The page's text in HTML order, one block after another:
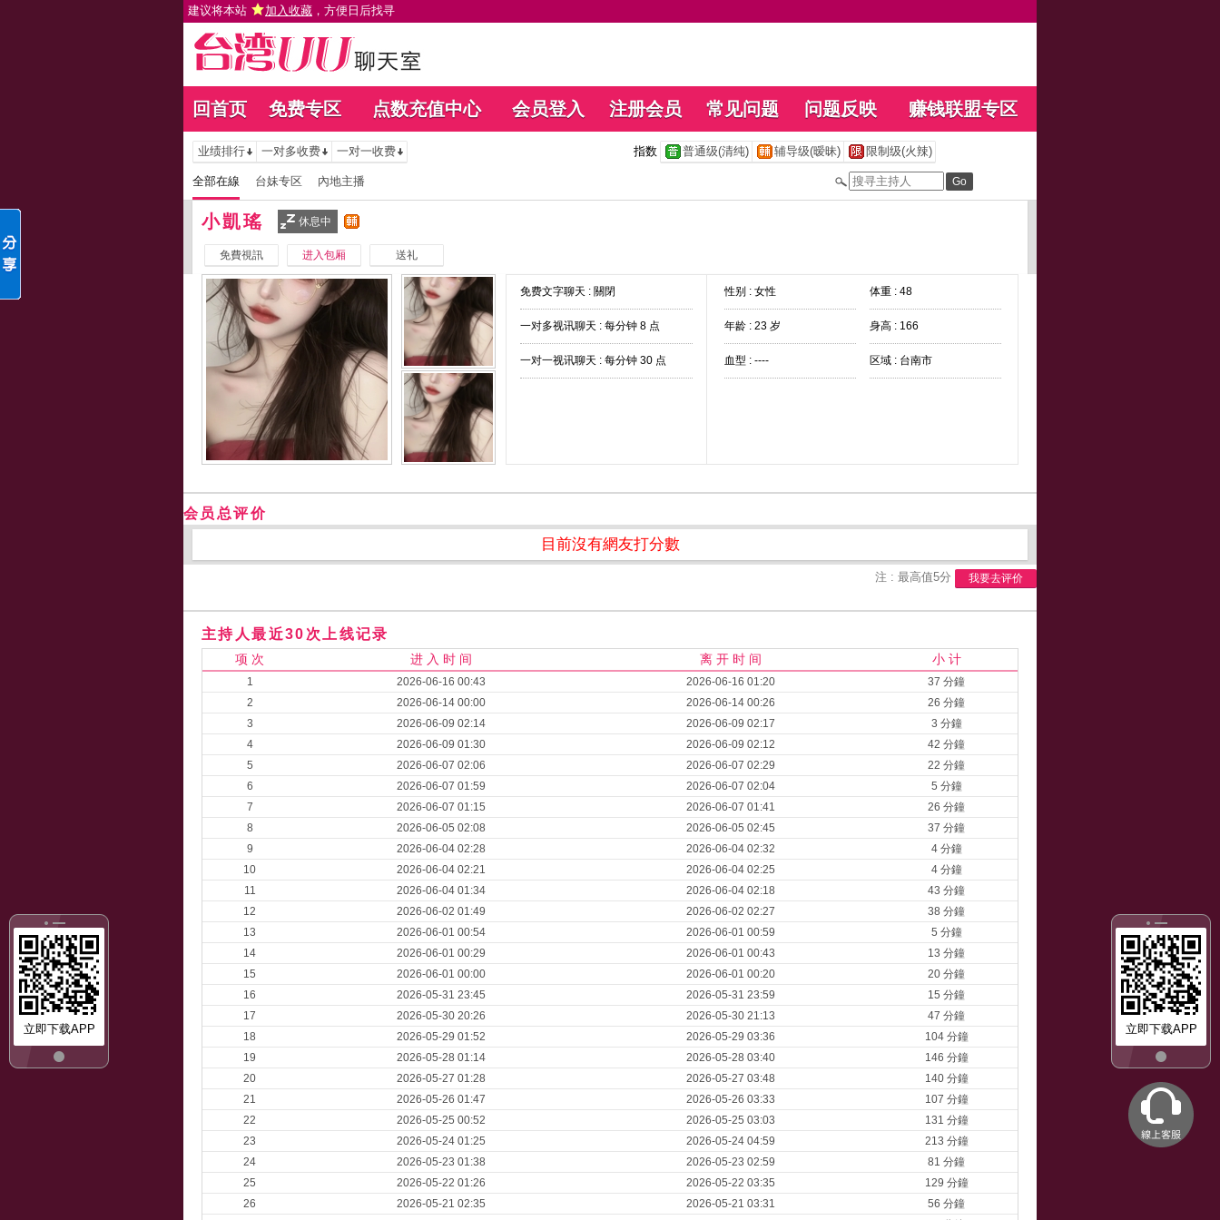
建议将本站 加入收藏 ，方便日后找寻
回首页 免费专区 点数充值中心 会员登入 注册会员 常见问题 问题反映 赚钱联盟专区
立即下载APP
立即下载APP
业绩排行 一对多收费 一对一收费 指数 普通级(清纯) 辅导级(暧昧) 限制级(火辣)
全部在線 台妹专区 內地主播
小凱瑤 休息中
免費視訊 进入包厢 送礼
免费文字聊天 : 關閉
一对多视讯聊天 : 每分钟 8 点
一对一视讯聊天 : 每分钟 30 点
性别 : 女性 体重 : 48
年龄 : 23 岁 身高 : 166
血型 : ---- 区域 : 台南市
会员总评价
目前沒有網友打分數
注 : 最高值5分 我要去评价
主持人最近30次上线记录
项 次 进 入 时 间 离 开 时 间 小 计
1 2026-06-16 00:43 2026-06-16 01:20
37 分鐘
2
2026-06-14 00:00 2026-06-14 00:26
26 分鐘
3
2026-06-09 02:14 2026-06-09 02:17
3 分鐘
4
2026-06-09 01:30 2026-06-09 02:12
42 分鐘
5
2026-06-07 02:06 2026-06-07 02:29
22 分鐘
6
2026-06-07 01:59 2026-06-07 02:04
5 分鐘
7
2026-06-07 01:15 2026-06-07 01:41
26 分鐘
8
2026-06-05 02:08 2026-06-05 02:45
37 分鐘
9
2026-06-04 02:28 2026-06-04 02:32
4 分鐘
10
2026-06-04 02:21 2026-06-04 02:25
4 分鐘
11
2026-06-04 01:34 2026-06-04 02:18
43 分鐘
12
2026-06-02 01:49 2026-06-02 02:27
38 分鐘
13
2026-06-01 00:54 2026-06-01 00:59
5 分鐘
14
2026-06-01 00:29 2026-06-01 00:43
13 分鐘
15
2026-06-01 00:00 2026-06-01 00:20
20 分鐘
16
2026-05-31 23:45 2026-05-31 23:59
15 分鐘
17
2026-05-30 20:26 2026-05-30 21:13
47 分鐘
18
2026-05-29 01:52 2026-05-29 03:36
104 分鐘
19
2026-05-28 01:14 2026-05-28 03:40
146 分鐘
20
2026-05-27 01:28 2026-05-27 03:48
140 分鐘
21
2026-05-26 01:47 2026-05-26 03:33
107 分鐘
22
2026-05-25 00:52 2026-05-25 03:03
131 分鐘
23
2026-05-24 01:25 2026-05-24 04:59
213 分鐘
24
2026-05-23 01:38 2026-05-23 02:59
81 分鐘
25
2026-05-22 01:26 2026-05-22 03:35
129 分鐘
26
2026-05-21 02:35 2026-05-21 03:31
56 分鐘